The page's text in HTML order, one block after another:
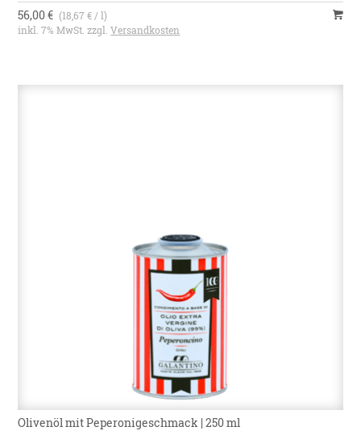
56,00 € (18,67 € / l)
inkl. 7% MwSt. zzgl.Versandkosten
Olivenöl mit Peperonigeschmack | 250 ml